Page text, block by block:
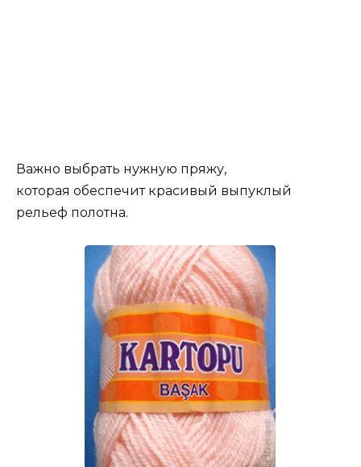
Важно выбрать нужную пряжу,
которая обеспечит красивый выпуклый
рельеф полотна.